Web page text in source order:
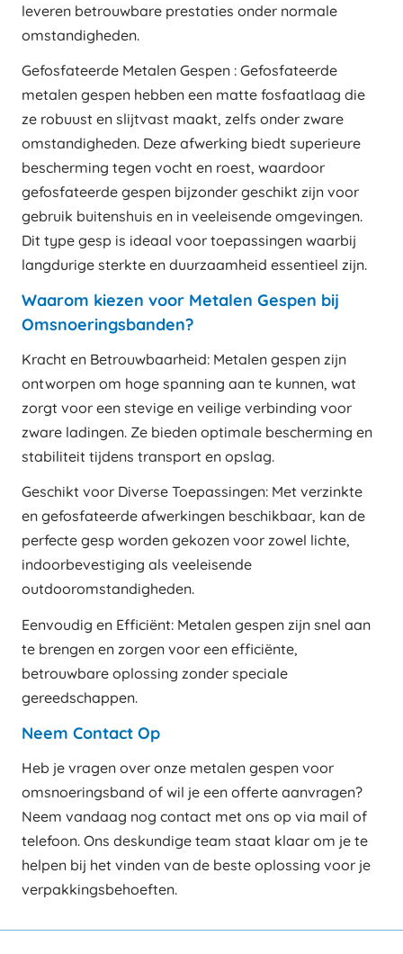
leveren betrouwbare prestaties onder normale
omstandigheden.
Gefosfateerde Metalen Gespen : Gefosfateerde
metalen gespen hebben een matte fosfaatlaag die
ze robuust en slijtvast maakt, zelfs onder zware
omstandigheden. Deze afwerking biedt superieure
bescherming tegen vocht en roest, waardoor
gefosfateerde gespen bijzonder geschikt zijn voor
gebruik buitenshuis en in veeleisende omgevingen.
Dit type gesp is ideaal voor toepassingen waarbij
langdurige sterkte en duurzaamheid essentieel zijn.
Waarom kiezen voor Metalen Gespen bij
Omsnoeringsbanden?
Kracht en Betrouwbaarheid: Metalen gespen zijn
ontworpen om hoge spanning aan te kunnen, wat
zorgt voor een stevige en veilige verbinding voor
zware ladingen. Ze bieden optimale bescherming en
stabiliteit tijdens transport en opslag.
Geschikt voor Diverse Toepassingen: Met verzinkte
en gefosfateerde afwerkingen beschikbaar, kan de
perfecte gesp worden gekozen voor zowel lichte,
indoorbevestiging als veeleisende
outdooromstandigheden.
Eenvoudig en Efficiënt: Metalen gespen zijn snel aan
te brengen en zorgen voor een efficiënte,
betrouwbare oplossing zonder speciale
gereedschappen.
Neem Contact Op
Heb je vragen over onze metalen gespen voor
omsnoeringsband of wil je een offerte aanvragen?
Neem vandaag nog contact met ons op via mail of
telefoon. Ons deskundige team staat klaar om je te
helpen bij het vinden van de beste oplossing voor je
verpakkingsbehoeften.